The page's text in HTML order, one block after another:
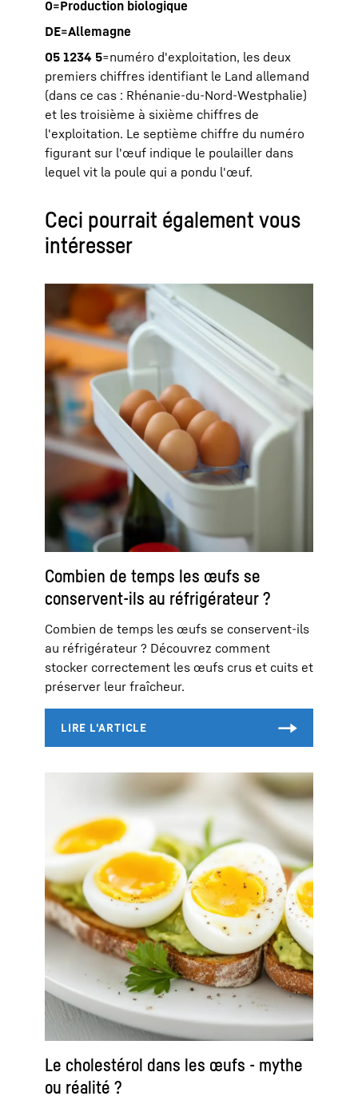
0=Production biologique
DE=Allemagne
05 1234 5=numéro d'exploitation, les deux
premiers chiffres identifiant le Land allemand
(dans ce cas : Rhénanie-du-Nord-Westphalie)
et les troisième à sixième chiffres de
l'exploitation. Le septième chiffre du numéro
figurant sur l'œuf indique le poulailler dans
lequel vit la poule qui a pondu l'œuf.
Ceci pourrait également vous
intéresser
Combien de temps les œufs se
conservent-ils au réfrigérateur ?
Combien de temps les œufs se conservent-ils
au réfrigérateur ? Découvrez comment
stocker correctement les œufs crus et cuits et
préserver leur fraîcheur.
Le cholestérol dans les œufs - mythe
ou réalité ?